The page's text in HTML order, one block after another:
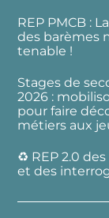
REP PMCB :
des barèmes
tenable !
Stages de
2026 :
pour faire
métiers aux
♻️ REP 2.0
et des